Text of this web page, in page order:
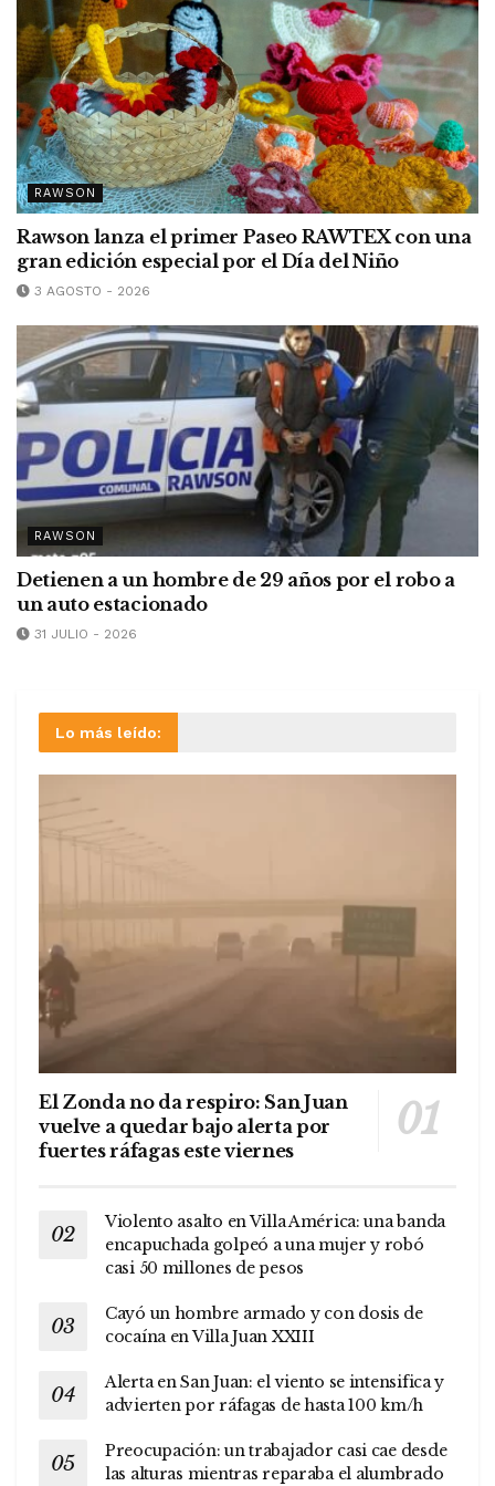
RAWSON
Rawson lanza el primer Paseo RAWTEX con una
gran edición especial por el Día del Niño
3 AGOSTO - 2026
RAWSON
Detienen a un hombre de 29 años por el robo a
un auto estacionado
31 JULIO - 2026
Lo más leído:
El Zonda no da respiro: San Juan
vuelve a quedar bajo alerta por
fuertes ráfagas este viernes
Violento asalto en Villa América: una banda
encapuchada golpeó a una mujer y robó
casi 50 millones de pesos
Cayó un hombre armado y con dosis de
cocaína en Villa Juan XXIII
Alerta en San Juan: el viento se intensifica y
advierten por ráfagas de hasta 100 km/h
Preocupación: un trabajador casi cae desde
las alturas mientras reparaba el alumbrado